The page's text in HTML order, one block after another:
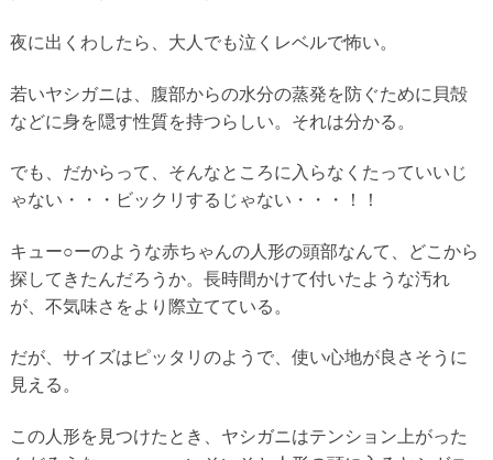
夜に出くわしたら、大人でも泣くレベルで怖い。
若いヤシガニは、腹部からの水分の蒸発を防ぐために貝殻
などに身を隠す性質を持つらしい。それは分かる。
でも、だからって、そんなところに入らなくたっていいじ
ゃない・・・ビックリするじゃない・・・！！
キュー○ーのような赤ちゃんの人形の頭部なんて、どこから
探してきたんだろうか。長時間かけて付いたような汚れ
が、不気味さをより際立てている。
だが、サイズはピッタリのようで、使い心地が良さそうに
見える。
この人形を見つけたとき、ヤシガニはテンション上がった